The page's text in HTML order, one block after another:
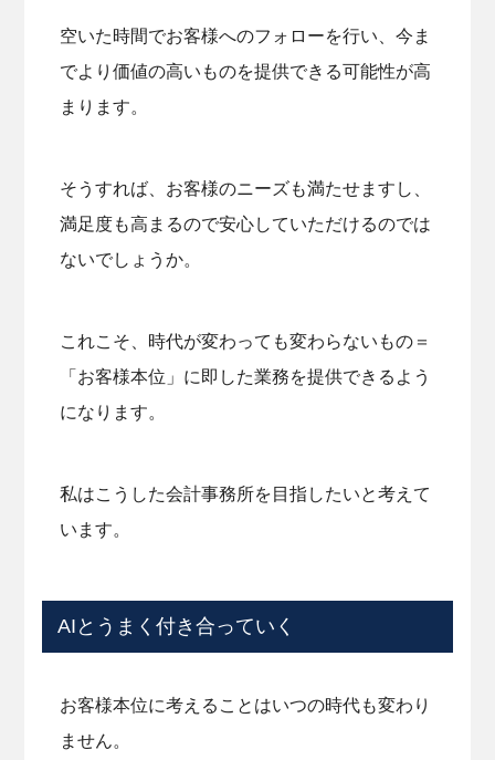
空いた時間でお客様へのフォローを行い、今ま
でより価値の高いものを提供できる可能性が高
まります。
そうすれば、お客様のニーズも満たせますし、
満足度も高まるので安心していただけるのでは
ないでしょうか。
これこそ、時代が変わっても変わらないもの＝
「お客様本位」に即した業務を提供できるよう
になります。
私はこうした会計事務所を目指したいと考えて
います。
AIとうまく付き合っていく
お客様本位に考えることはいつの時代も変わり
ません。